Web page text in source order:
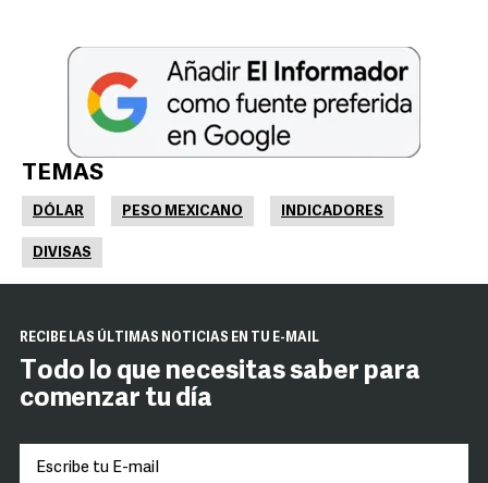
TEMAS
DÓLAR PESO MEXICANO INDICADORES
DIVISAS
RECIBE LAS ÚLTIMAS NOTICIAS EN TU E-MAIL
Todo lo que necesitas saber para
comenzar tu día